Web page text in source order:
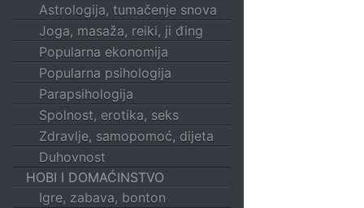
Astrologija, tumačenje snova
Joga, masaža, reiki, ji đing
Popularna ekonomija
Popularna psihologija
Parapsihologija
Spolnost, erotika, seks
Zdravlje, samopomoć, dijeta
Duhovnost
HOBI I DOMAĆINSTVO
Igre, zabava, bonton